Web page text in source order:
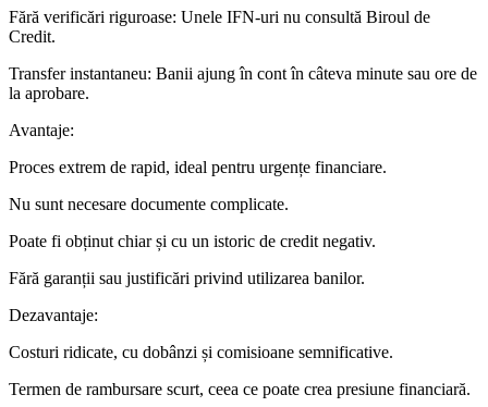
Fără verificări riguroase: Unele IFN-uri nu consultă Biroul de
Credit.
Transfer instantaneu: Banii ajung în cont în câteva minute sau ore de
la aprobare.
Avantaje:
Proces extrem de rapid, ideal pentru urgențe financiare.
Nu sunt necesare documente complicate.
Poate fi obținut chiar și cu un istoric de credit negativ.
Fără garanții sau justificări privind utilizarea banilor.
Dezavantaje:
Costuri ridicate, cu dobânzi și comisioane semnificative.
Termen de rambursare scurt, ceea ce poate crea presiune financiară.